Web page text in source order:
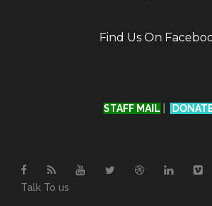
Find Us On
STAFF MAIL
Talk To us